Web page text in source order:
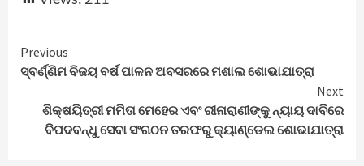
Continue
Reading
Previous
ସ୍ବର୍ଣ୍ଣିମ ବିଜୟ ବର୍ଷ ପାଳନ ଅବସରରେ ମଶାଲ ଶୋଭାଯାତ୍ରା
Next
ଶିକ୍ଷୟିତ୍ରୀ ମମିତା ମେହେର ଏବଂ ରୀନାରାଣୀଙ୍କୁ ନ୍ୟାୟ ଦାବିରେ
ବିପଦବନ୍ଧୁ ସେବା ସଂଗଠନ ତରଫରୁ କ୍ୟାଣ୍ଡେଲ ଶୋଭାଯାତ୍ରା